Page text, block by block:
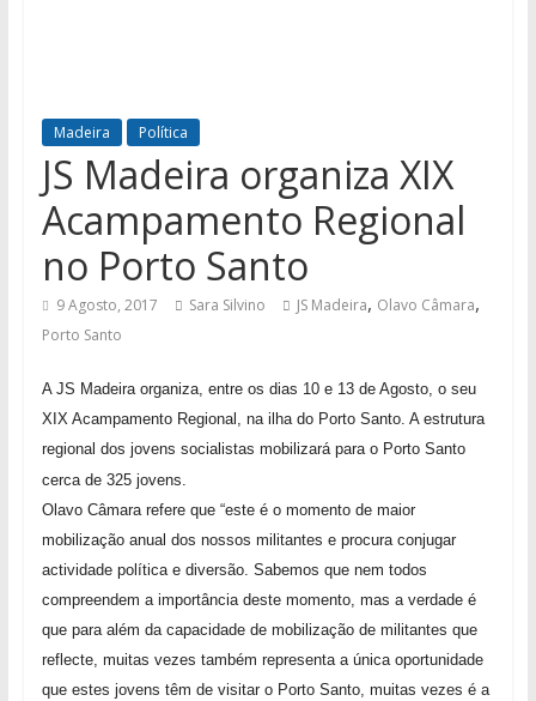
Madeira Política
JS Madeira organiza XIX
Acampamento Regional
no Porto Santo
9 Agosto, 2017 Sara Silvino JS Madeira, Olavo Câmara,
Porto Santo
A JS Madeira organiza, entre os dias 10 e 13 de Agosto, o seu
XIX Acampamento Regional, na ilha do Porto Santo. A estrutura
regional dos jovens socialistas mobilizará para o Porto Santo
cerca de 325 jovens.
Olavo Câmara refere que “este é o momento de maior
mobilização anual dos nossos militantes e procura conjugar
actividade política e diversão. Sabemos que nem todos
compreendem a importância deste momento, mas a verdade é
que para além da capacidade de mobilização de militantes que
reflecte, muitas vezes também representa a única oportunidade
que estes jovens têm de visitar o Porto Santo, muitas vezes é a